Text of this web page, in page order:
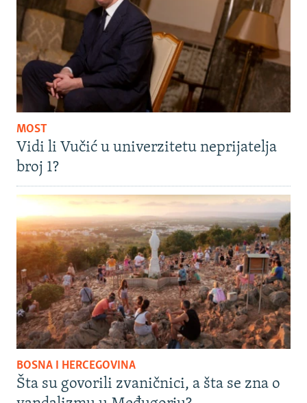
MOST
Vidi li Vučić u univerzitetu neprijatelja
broj 1?
BOSNA I HERCEGOVINA
Šta su govorili zvaničnici, a šta se zna o